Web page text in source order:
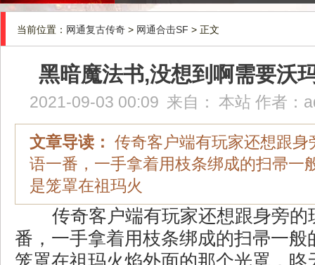
当前位置： 网通复古传奇 > 网通合击SF > 正文
黑暗魔法书,没想到啊需要沃
2021-09-03 00:09 来自： 本站 作者：
文章导读： 传奇客户端有玩家还想跟身
语一番，一手拿着用枝条绑成的扫帚一
是笼罩在祖玛火
传奇客户端有玩家还想跟身旁的
番，一手拿着用枝条绑成的扫帚一般
笼罩在祖玛火焰外面的那个光罩．昸